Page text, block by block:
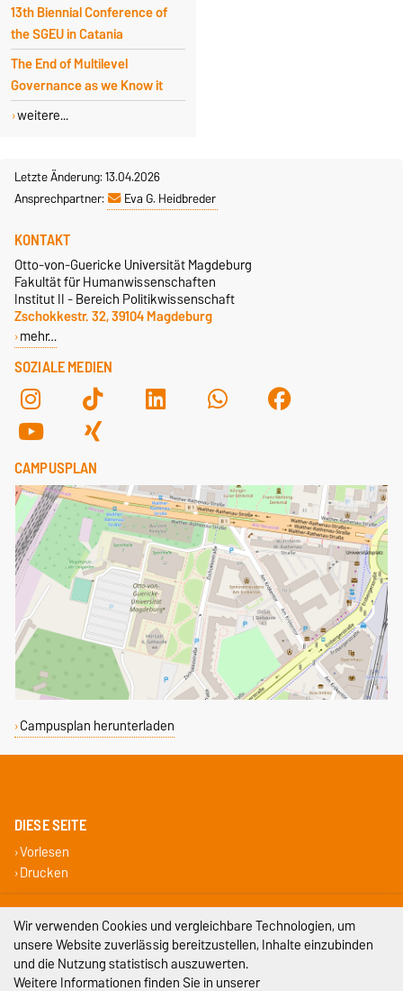
13th Biennial Conference of
the SGEU in Catania
The End of Multilevel
Governance as we Know it
weitere...
Letzte Änderung: 13.04.2026
Ansprechpartner:
Eva G. Heidbreder
SOZIALE MEDIEN
KONTAKT
Otto-von-Guericke Universität Magdeburg
Fakultät für Humanwissenschaften
Institut II - Bereich Politikwissenschaft
Zschokkestr. 32, 39104 Magdeburg
mehr…
CAMPUSPLAN
Campusplan herunterladen
DIESE SEITE
Vorlesen
Drucken
Impressum
Datenschutz
Wir verwenden Cookies und vergleichbare Technologien, um
unsere Website zuverlässig bereitzustellen, Inhalte einzubinden
und die Nutzung statistisch auszuwerten.
Weitere Informationen finden Sie in unserer